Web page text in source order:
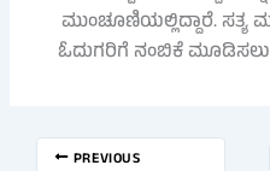
ಮುಂಚೂಣಿಯಲ್ಲಿದ್ದಾರೆ. ಸತ್ಯ
ಓದುಗರಿಗೆ ನಂಬಿಕೆ ಮೂಡಿಸಲು
PREVIOUS